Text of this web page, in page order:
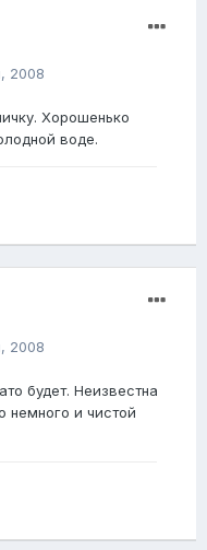
2008
Хорошенько
воде.
2008
будет. Неизвестна
немного и чистой